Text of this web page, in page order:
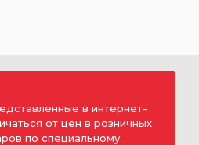
в интернет-
от цен в розничных
по специальному